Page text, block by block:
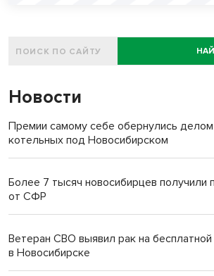
Новости
Премии самому себе обернулись
котельных под Новосибирском
Более 7 тысяч новосибирцев получили
от СФР
Ветеран СВО выявил рак на бесплатной
в Новосибирске